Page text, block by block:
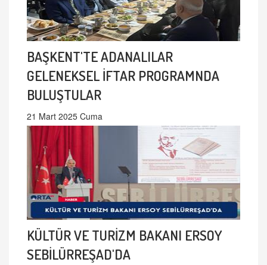
BAŞKENT'TE ADANALILAR
GELENEKSEL İFTAR PROGRAMNDA
BULUŞTULAR
21 Mart 2025 Cuma
KÜLTÜR VE TURİZM BAKANI ERSOY
SEBİLÜRREŞAD'DA